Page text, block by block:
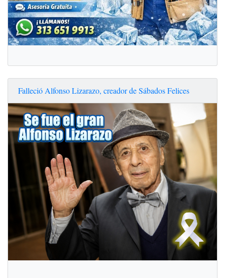
Falleció Alfonso Lizarazo, creador de Sábados Felices